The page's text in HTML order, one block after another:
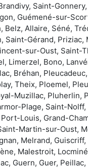
Saint-
Guémené-sur-
Belz, Allaire, Séné,
Saint-Gérand, Priziac,
sur-Oust, Saint-
Limerzel, Bono,
Bréhan,
Theix, Ploemel,
Muzillac, Pluherlin,
Plage, Saint-
Louis, Grand-
Martin-sur-Oust,
Melrand,
Malestroit,
Guern, Guer, Peillac,